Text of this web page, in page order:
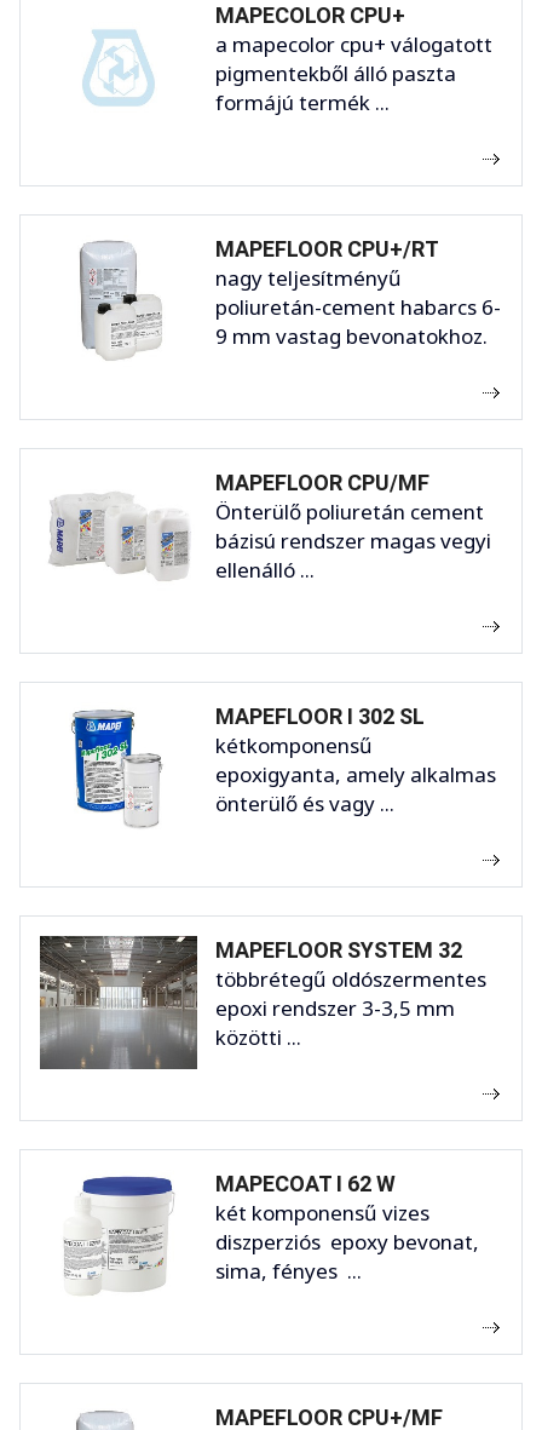
MAPECOLOR CPU+
a mapecolor cpu+ válogatott
pigmentekből álló paszta
formájú termék ...
MAPEFLOOR CPU+/RT
nagy teljesítményű
poliuretán-cement habarcs 6-
9 mm vastag bevonatokhoz.
MAPEFLOOR CPU/MF
Önterülő poliuretán cement
bázisú rendszer magas vegyi
ellenálló ...
MAPEFLOOR I 302 SL
kétkomponensű
epoxigyanta, amely alkalmas
önterülő és vagy ...
MAPEFLOOR SYSTEM 32
többrétegű oldószermentes
epoxi rendszer 3-3,5 mm
közötti ...
MAPECOAT I 62 W
két komponensű vizes
diszperziós epoxy bevonat,
sima, fényes ...
MAPEFLOOR CPU+/MF